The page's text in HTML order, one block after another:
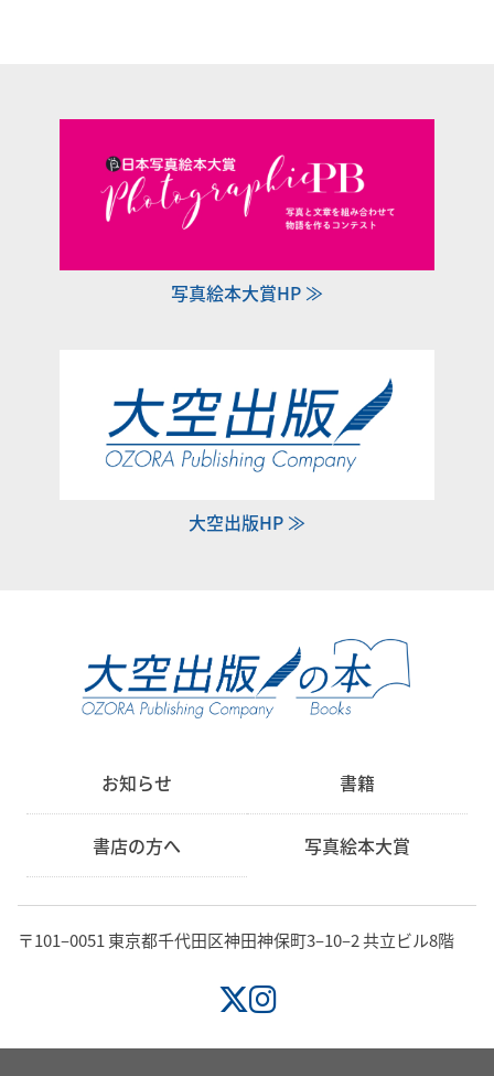
写真絵本大賞HP ≫
大空出版HP ≫
お知らせ 書籍
書店の方へ 写真絵本大賞
〒101‒0051 東京都千代田区神田神保町3‒10‒2 共立ビル8階